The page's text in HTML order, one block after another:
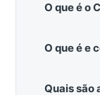
O que é o
O que é e
Quais são